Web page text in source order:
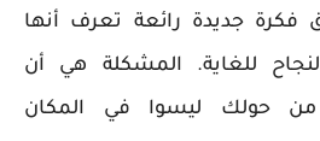
جديدة رائعة تعرف أنها
للغاية. المشكلة هي أن
من حولك ليسوا في المكان